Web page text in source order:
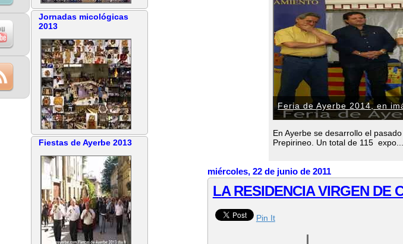
Feria de Ayerbe 2014, en
En Ayerbe se desarrollo el
Prepirineo. Un total de 115 expo...
miércoles, 22 de junio de 2011
LA RESIDENCIA VIRGEN DE
Pin It
Jornadas micológicas
2013
Fiestas de Ayerbe 2013